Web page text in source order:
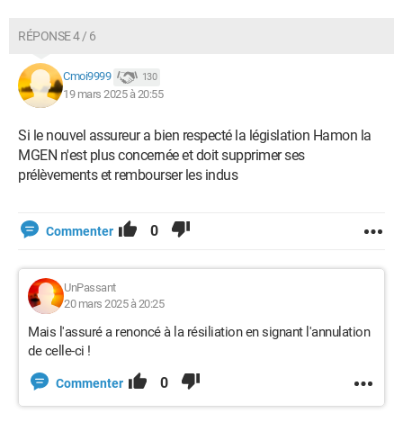
RÉPONSE 4 / 6
Cmoi9999 130
19 mars 2025 à 20:55
Si le nouvel assureur a bien respecté la législation Hamon la
MGEN n'est plus concernée et doit supprimer ses
prélèvements et rembourser les indus
Commenter 0
UnPassant
20 mars 2025 à 20:25
Mais l'assuré a renoncé à la résiliation en signant l'annulation
de celle-ci !
Commenter 0